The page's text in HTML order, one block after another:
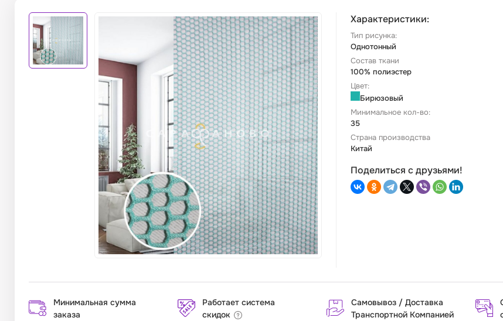
Характеристики:
Тип рисунка:
Однотонный
Состав ткани
100% полиэстер
Цвет:
Бирюзовый
Минимальное кол-во:
35
Страна производства
Китай
Поделиться с друзьями!
Минимальная сумма
заказа
Работает система
скидок
Самовывоз / Доставка
Транспортной Компанией